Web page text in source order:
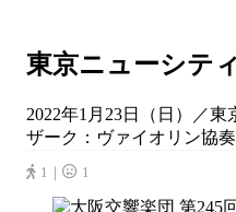
東京ニューシテ
2022年1月23日（日）／
ザーク：ヴァイオリン協
1｜ 1